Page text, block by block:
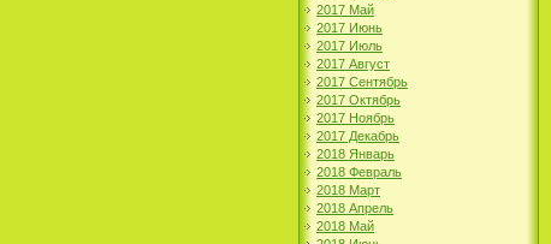
2017 Май
2017 Июнь
2017 Июль
2017 Август
2017 Сентябрь
2017 Октябрь
2017 Ноябрь
2017 Декабрь
2018 Январь
2018 Февраль
2018 Март
2018 Апрель
2018 Май